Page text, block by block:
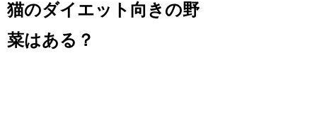
猫のダイエット向きの野
菜はある？